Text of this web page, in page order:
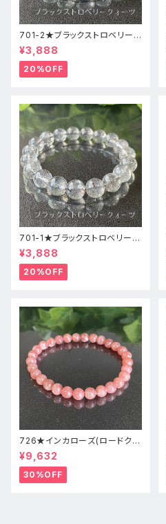
701-2★ブラックストロベリーク
ォーツ【高品質】天然石ブレスレ
ッパワーストーン
¥3,888
20%OFF
701-1★ブラックストロベリーク
ォーツ【高品質】天然石ブレスレ
ッパワーストーン
¥3,888
20%OFF
726★インカローズ(ロードクロ
サイト)★天然石ブレスレット新
品
¥9,632
30%OFF